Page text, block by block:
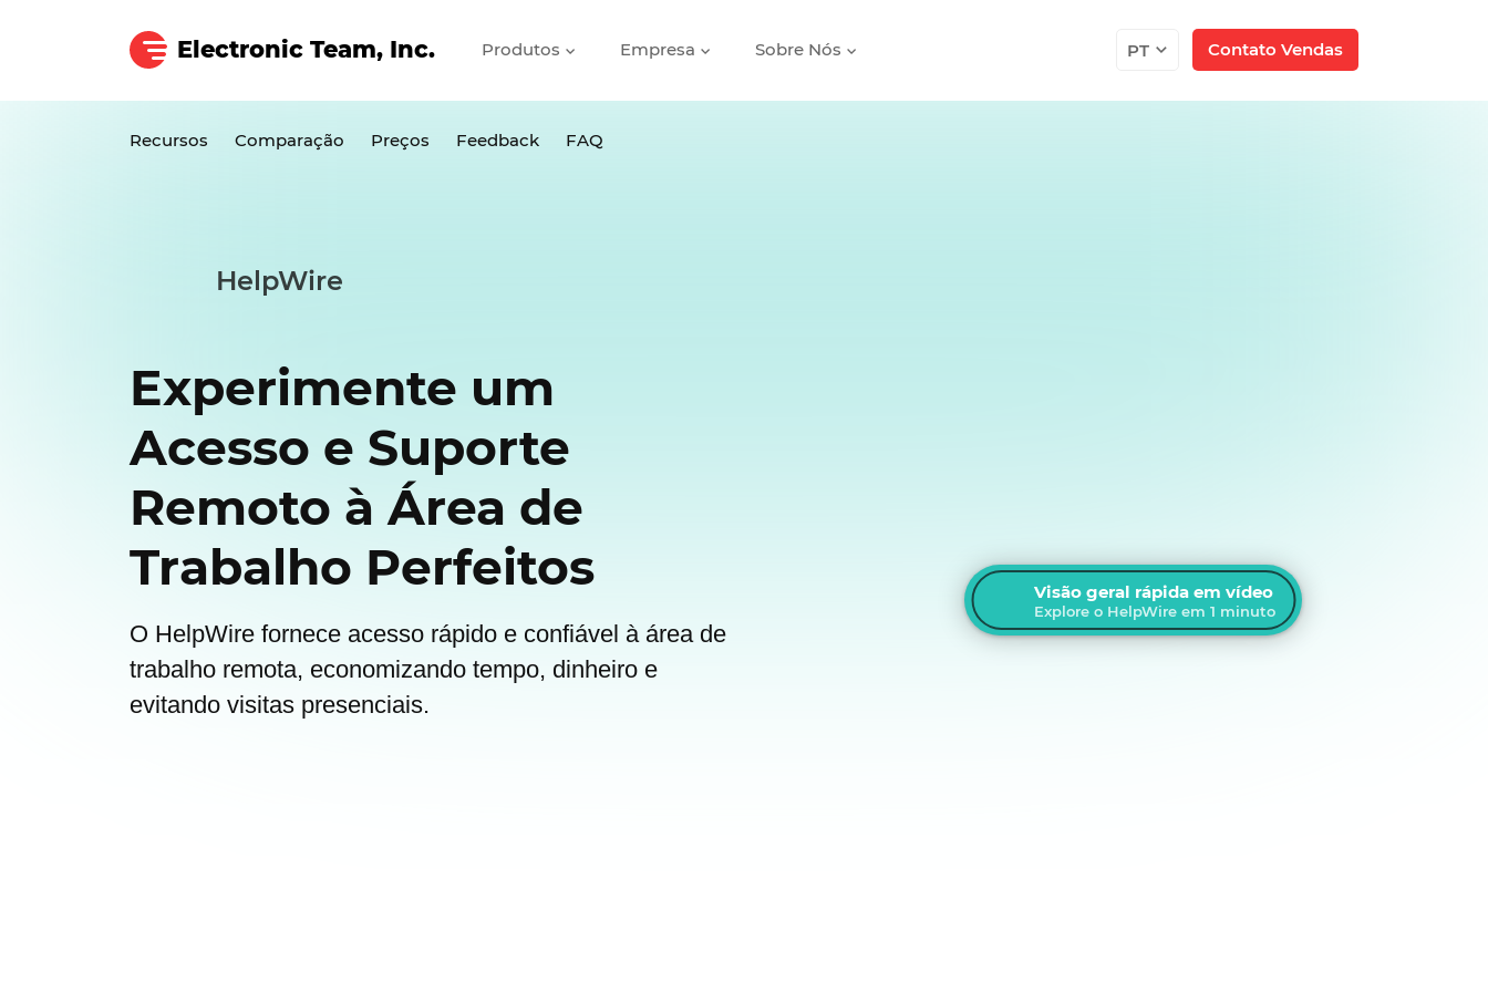
Electronic Team, Inc. PT Contato Vendas
Produtos Empresa Sobre Nós
Recursos Comparação Preços Feedback FAQ
HelpWire
Experimente um
Acesso e Suporte
Remoto à Área de
Trabalho Perfeitos
O HelpWire fornece acesso rápido e confiável à área de
trabalho remota, economizando tempo, dinheiro e
evitando visitas presenciais.
Visão geral rápida em vídeo
Explore o HelpWire em 1 minuto